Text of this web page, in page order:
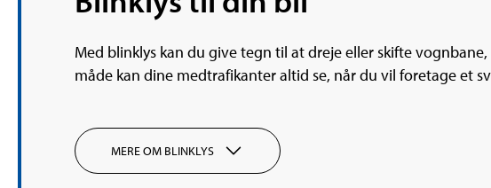
Med blinklys kan du give tegn til at dreje eller skifte
måde kan dine medtrafikanter altid se, når du vil foretage et
MERE OM BLINKLYS